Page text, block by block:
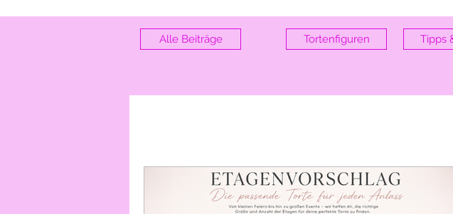
Tipps
Alle Beiträge Tortenfiguren